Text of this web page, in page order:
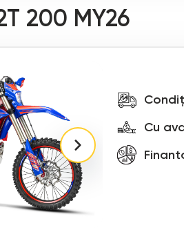
200 MY26
Cu